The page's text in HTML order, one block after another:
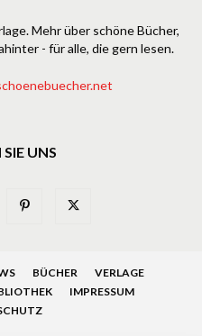
Mehr über schöne Bücher,
- für alle, die gern lesen.
UNS
BÜCHER
VERLAGE
IMPRESSUM